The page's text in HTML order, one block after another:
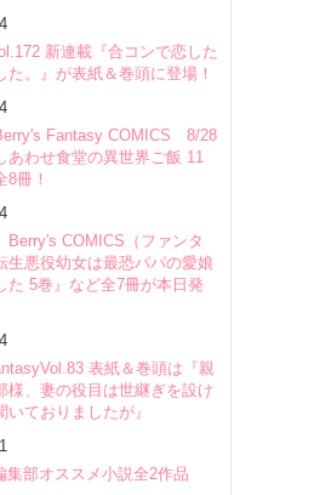
新連載『合コンで恋した
た。』が表紙＆巻頭に登場！
Fantasy COMICS 8/28
あわせ食堂の異世界ご飯 11
8冊！
Berry's COMICS（ファンタ
生悪役幼女は最恐パパの愛娘
た 5巻』など全7冊が本日発
表紙＆巻頭は『親
様、妻の役目は世継ぎを設け
いておりましたが』
集部オススメ小説全2作品